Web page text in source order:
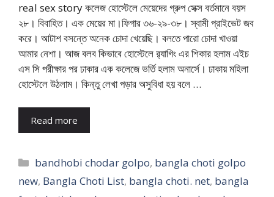
real sex story কলেজ হোস্টেলে মেয়েদের গ্রুপ সেক্স বর্তমানে বয়স
২৮। বিবাহিত। এক মেয়ের মা।ফিগার ৩৬-২৯-৩৮। স্বামী প্রাইভেট জব
করে। আটাশ বসন্তে অনেক চোদা খেয়েছি। বলতে পারো চোদা খাওয়া
আমার নেশা। আজ বলব কিভাবে হোস্টেলে র‍্যাগিং এর শিকার হলাম এইচ
এস সি পরীক্ষার পর ঢাকার এক কলেজে ভর্তি হলাম অনার্সে। ঢাকায় মহিলা
হোস্টেলে উঠলাম। কিন্তু লেখা পড়ার অসুবিধা হয় বলে …
Read more
Categories
bandhobi chodar golpo, bangla choti golpo
new, Bangla Choti List, bangla choti. net, bangla